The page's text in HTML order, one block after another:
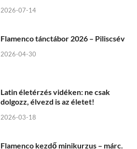
2026-07-14
Flamenco tánctábor 2026 – Piliscsév
2026-04-30
Latin életérzés vidéken: ne csak
dolgozz, élvezd is az életet!
2026-03-18
Flamenco kezdő minikurzus – márc.